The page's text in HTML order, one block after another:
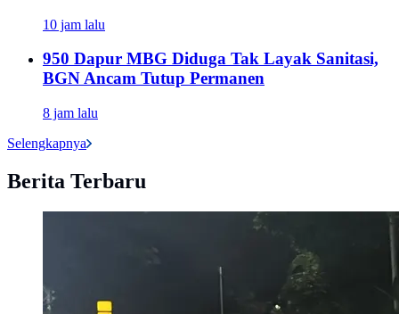
10 jam lalu
950 Dapur MBG Diduga Tak Layak Sanitasi,
BGN Ancam Tutup Permanen
8 jam lalu
Selengkapnya
Berita Terbaru